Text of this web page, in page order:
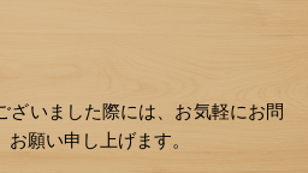
いました際には、お気軽にお問
願い申し上げます。